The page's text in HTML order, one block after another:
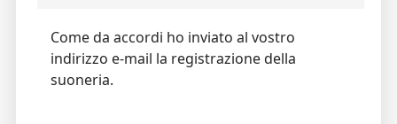
Come da accordi ho inviato al vostro
indirizzo e-mail la registrazione della
suoneria.